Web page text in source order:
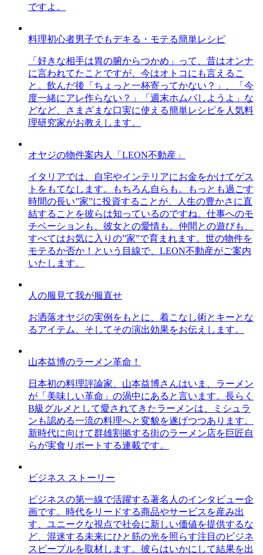
ですよ。
料理初心者男子でもデキる・モテる簡単レシピ
「好きな相手は胃の腑からつかめ」って、昔はオンナ
に言われてたことですが、今はオトコにも言えるこ
と。飲んだ後「ちょっと一杯寄ってかない？」、「今
度一緒にアレ作らない？」「週末ホムパしようよ」な
どなど、さまざまな口実に使える簡単レシピを人気料
理研究家がお教えします。
オヤジの物件案内人「LEON不動産」
イタリアでは、自宅やインテリアにお金をかけてゲス
トをもてなします。もちろん自らも。もっとも過ごす
時間の長い”家”に投資することが、人生の豊かさに直
結することを彼らは知っているのですね。仕事へのモ
チベーションも、彼女との愛情も、仲間との遊びも、
すべてはお気に入りの”家”で育まれます。世の物件を
モテるか否か！という目線で、LEON不動産がご案内
いたします。
人の服見て我が服直せ
お洒落オヤジの実例をもとに、着こなし術とキーとな
るアイテム、そしてその演出効果をお伝えします。
山本益博のラーメン革命！
日本初の料理評論家、山本益博さんはいま、ラーメン
が「美味しい革命」の渦中にあると言います。長らく
B級グルメとして愛されてきたラーメンは、ミシュラ
ンも認める一流の料理へと変貌を遂げつつあります。
新時代に向けて群雄割拠する街のラーメン店を巨匠自
らが実食リポートする連載です。
ビジネス ストーリー
ビジネスの第一線で活躍する著名人のインタビュー企
画です。時代をリードする商品やサービスを産み出
す、ユニークな視点で社会に新しい価値を提供するな
ど、混迷する未来にひと筋の光を照らす注目のビジネ
スピープルを取材します。彼らはいかにして結果を出